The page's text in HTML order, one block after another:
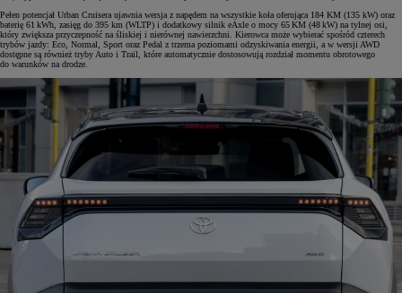
Pełen potencjał Urban Cruisera ujawnia wersja z napędem na wszystkie koła oferująca 184 KM (135 kW) oraz
baterię 61 kWh, zasięg do 395 km (WLTP) i dodatkowy silnik eAxle o mocy 65 KM (48 kW) na tylnej osi,
który zwiększa przyczepność na śliskiej i nierównej nawierzchni. Kierowca może wybierać spośród czterech
trybów jazdy: Eco, Normal, Sport oraz Pedal z trzema poziomami odzyskiwania energii, a w wersji AWD
dostępne są również tryby Auto i Trail, które automatycznie dostosowują rozdział momentu obrotowego
do warunków na drodze.